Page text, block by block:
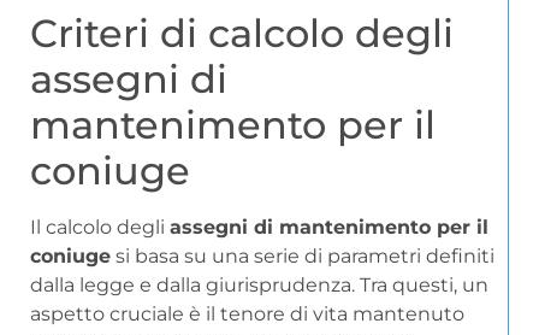
Criteri di calcolo degli
assegni di
mantenimento per il
coniuge
Il calcolo degli assegni di mantenimento per il
coniuge si basa su una serie di parametri definiti
dalla legge e dalla giurisprudenza. Tra questi, un
aspetto cruciale è il tenore di vita mantenuto